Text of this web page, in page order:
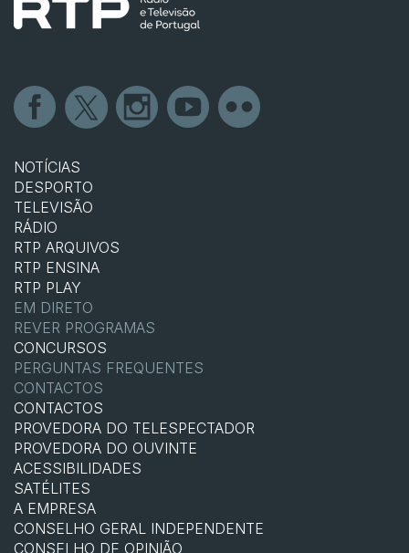
NOTÍCIAS
DESPORTO
TELEVISÃO
RÁDIO
RTP ARQUIVOS
RTP ENSINA
RTP PLAY
EM DIRETO
REVER PROGRAMAS
CONCURSOS
PERGUNTAS FREQUENTES
CONTACTOS
CONTACTOS
PROVEDORA DO TELESPECTADOR
PROVEDORA DO OUVINTE
ACESSIBILIDADES
SATÉLITES
A EMPRESA
CONSELHO GERAL INDEPENDENTE
CONSELHO DE OPINIÃO